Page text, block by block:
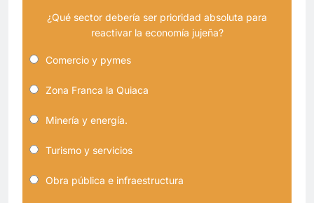
¿Qué sector debería ser prioridad absoluta para
reactivar la economía jujeña?
Comercio y pymes
Zona Franca la Quiaca
Minería y energía.
Turismo y servicios
Obra pública e infraestructura